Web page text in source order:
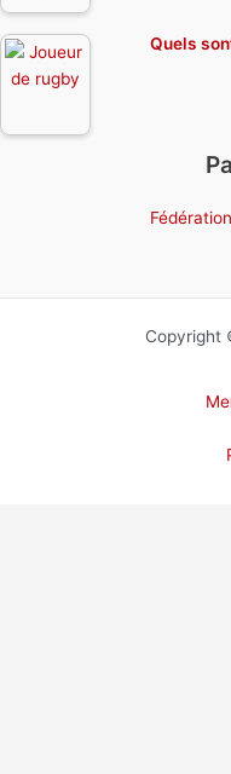
Quels
Copyright